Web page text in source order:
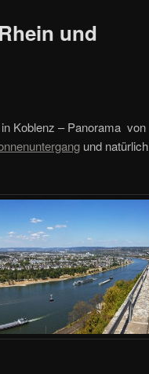
und
Koblenz – Panorama von
und natürlich